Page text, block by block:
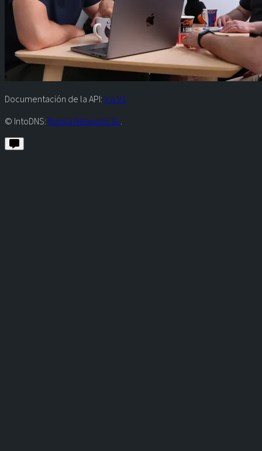
Documentación de la API: Ir a V1
© IntoDNS: Raiola Networks SL.